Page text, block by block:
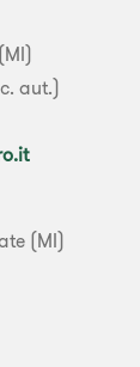
aut.)
(MI)